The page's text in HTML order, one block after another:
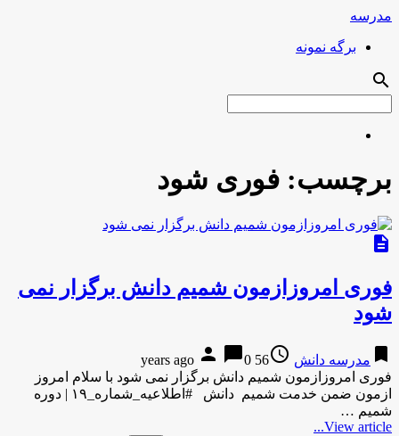
مدرسه
برگه نمونه
search
برچسب: فوری شود
description
فوری امروزازمون شمیم دانش برگزار نمی
شود
bookmark مدرسه دانش access_time
56 years ago
person chat_bubble0
فوری امروزازمون شمیم دانش برگزار نمی شود با سلام امروز
ازمون ضمن خدمت شمیم دانش #اطلاعیه_شماره_۱۹ | دوره
شمیم …
View article...